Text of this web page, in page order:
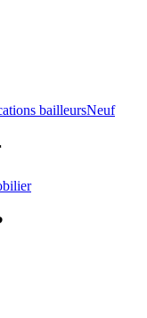
bailleursNeuf